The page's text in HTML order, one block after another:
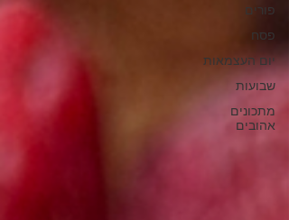
פורים
פסח
יום העצמאות
שבועות
מתכונים
אהובים